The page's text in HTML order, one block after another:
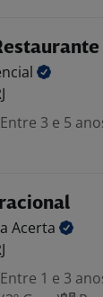
Entre 3 e 5
Acerta
Entre 1 e 3